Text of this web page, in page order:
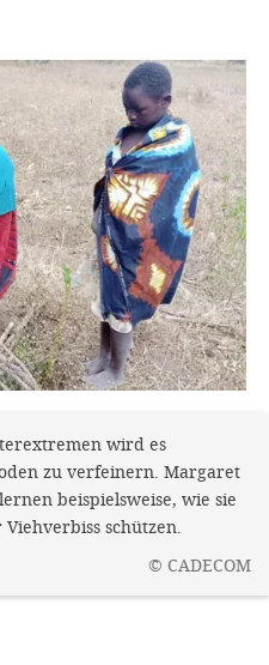
wird es
zu verfeinern. Margaret
beispielsweise, wie sie
schützen.
© CADECOM
the best
gain new
for our
accept
cookies
optional
can
settings
'Cookie
Imprint
AGREE